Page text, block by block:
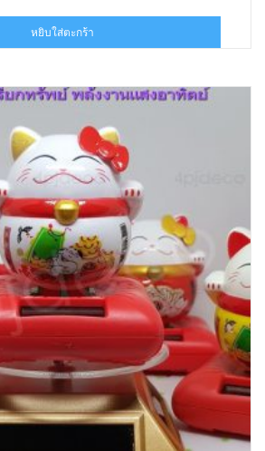
was:
฿420.00.฿165.00.
หยิบใส่ตะกร้า